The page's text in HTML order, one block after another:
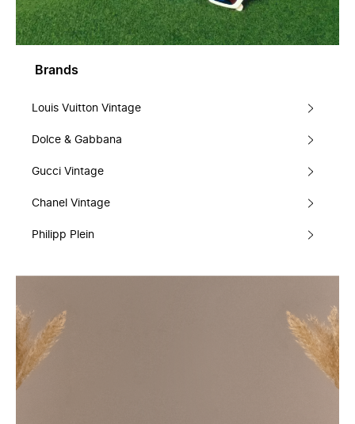
Brands
Louis Vuitton Vintage
Dolce & Gabbana
Gucci Vintage
Chanel Vintage
Philipp Plein